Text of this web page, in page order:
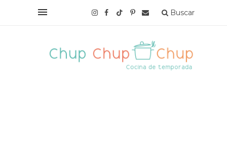
Buscar